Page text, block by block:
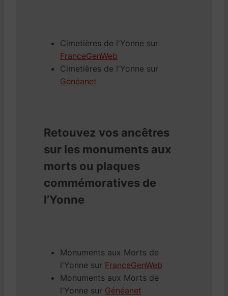
Cimetières de l'Yonne sur
FranceGenWeb
Cimetières de l'Yonne sur
Généanet
Retouvez vos ancêtres
sur les monuments aux
morts ou plaques
commémoratives de
l’Yonne
Monuments aux Morts de
l'Yonne sur FranceGenWeb
Monuments aux Morts de
l'Yonne sur Généanet